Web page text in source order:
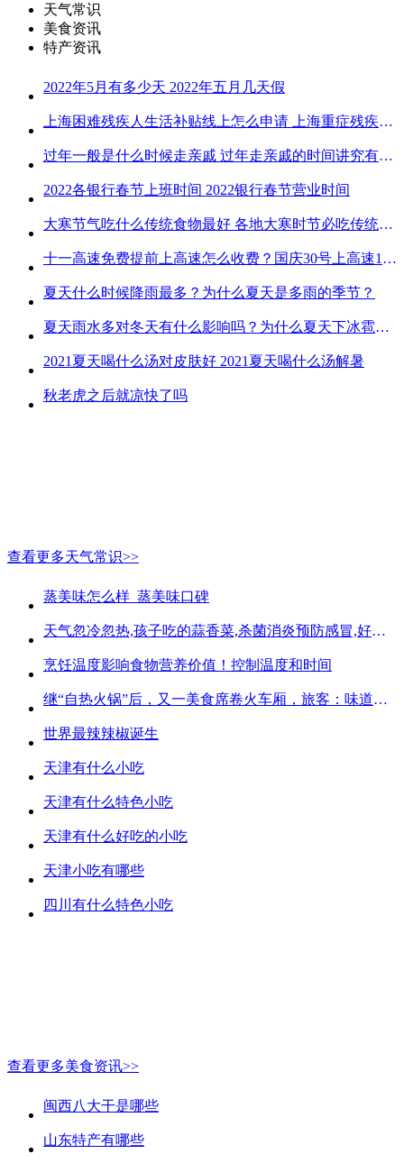
天气常识
美食资讯
特产资讯
2022年5月有多少天 2022年五月几天假
上海困难残疾人生活补贴线上怎么申请 上海重症残疾人护理补贴线上申请流程
过年一般是什么时候走亲戚 过年走亲戚的时间讲究有哪些
2022各银行春节上班时间 2022银行春节营业时间
大寒节气吃什么传统食物最好 各地大寒时节必吃传统美食
十一高速免费提前上高速怎么收费？国庆30号上高速1号下高速免费吗？
夏天什么时候降雨最多？为什么夏天是多雨的季节？
夏天雨水多对冬天有什么影响吗？为什么夏天下冰雹而冬天不下冰雹
2021夏天喝什么汤对皮肤好 2021夏天喝什么汤解暑
秋老虎之后就凉快了吗
查看更多天气常识>>
蒸美味怎么样_蒸美味口碑
天气忽冷忽热,孩子吃的蒜香菜,杀菌消炎预防感冒,好吃不贵
烹饪温度影响食物营养价值！控制温度和时间
继“自热火锅”后，又一美食席卷火车厢，旅客：味道好吃又方便
世界最辣辣椒诞生
天津有什么小吃
天津有什么特色小吃
天津有什么好吃的小吃
天津小吃有哪些
四川有什么特色小吃
查看更多美食资讯>>
闽西八大干是哪些
山东特产有哪些